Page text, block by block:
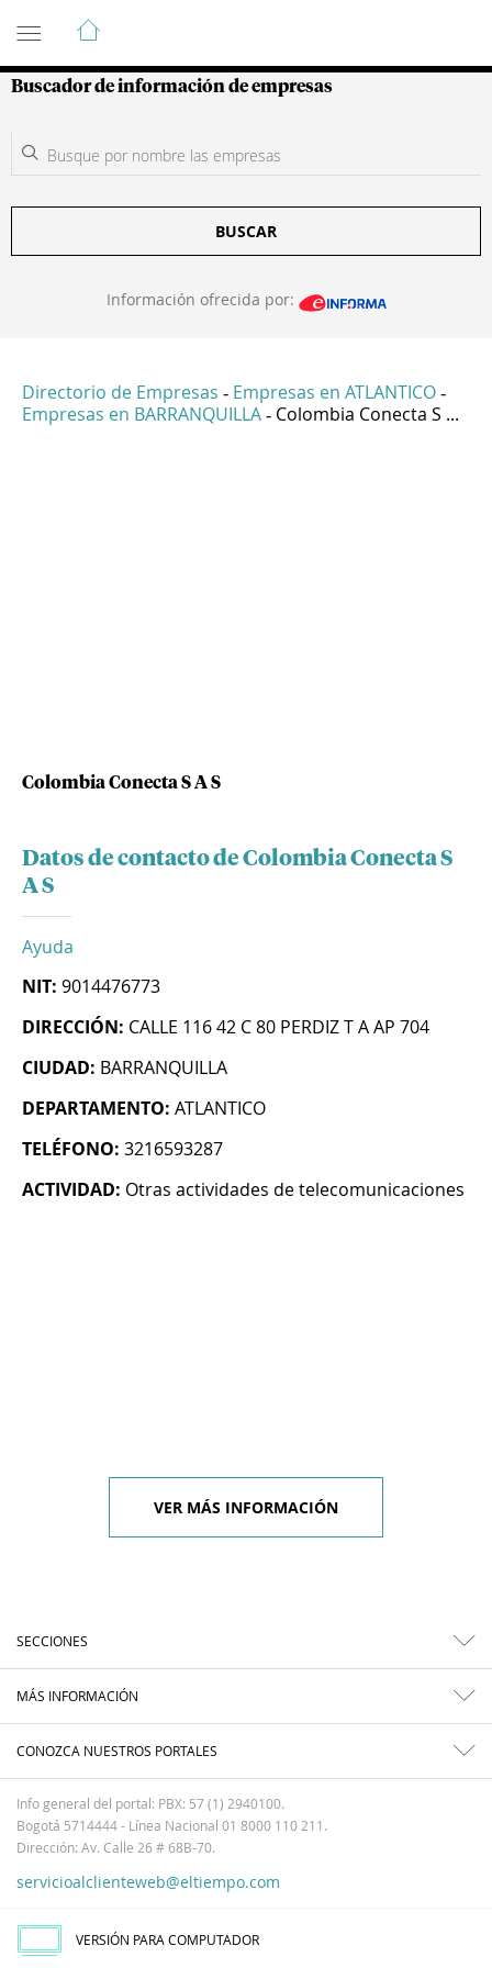
Guía de Empresas Colombianas
Buscador de información de empresas
BUSCAR
Información ofrecida por:
Directorio de Empresas - Empresas en ATLANTICO -
Empresas en BARRANQUILLA - Colombia Conecta S ...
Colombia Conecta S A S
Datos de contacto de Colombia Conecta S
A S
Ayuda
NIT: 9014476773
DIRECCIÓN: CALLE 116 42 C 80 PERDIZ T A AP 704
CIUDAD: BARRANQUILLA
DEPARTAMENTO: ATLANTICO
TELÉFONO: 3216593287
ACTIVIDAD: Otras actividades de telecomunicaciones
VER MÁS INFORMACIÓN
SECCIONES
MÁS INFORMACIÓN
CONOZCA NUESTROS PORTALES
Info general del portal: PBX: 57 (1) 2940100.
Bogotá 5714444 - Línea Nacional 01 8000 110 211.
Dirección: Av. Calle 26 # 68B-70.
servicioalclienteweb@eltiempo.com
VERSIÓN PARA COMPUTADOR